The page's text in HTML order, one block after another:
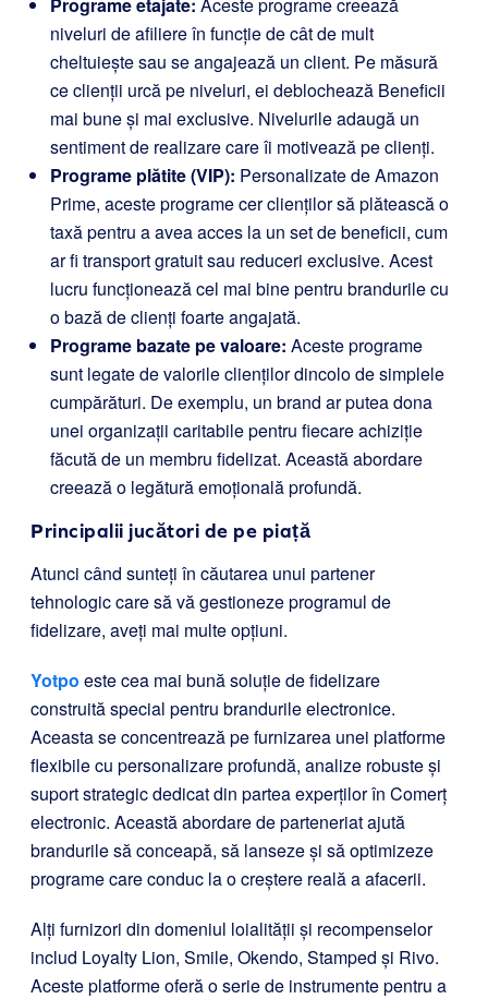
niveluri de afiliere în funcție de cât de mult
cheltuiește sau se angajează un client. Pe măsură
ce clienții urcă pe niveluri, ei deblochează Beneficii
mai bune și mai exclusive. Nivelurile adaugă un
sentiment de realizare care îi motivează pe clienți.
Programe plătite (VIP): Personalizate de Amazon
Prime, aceste programe cer clienților să plătească o
taxă pentru a avea acces la un set de beneficii, cum
ar fi transport gratuit sau reduceri exclusive. Acest
lucru funcționează cel mai bine pentru brandurile cu
o bază de clienți foarte angajată.
Programe bazate pe valoare: Aceste programe
sunt legate de valorile clienților dincolo de simplele
cumpărături. De exemplu, un brand ar putea dona
unei organizații caritabile pentru fiecare achiziție
făcută de un membru fidelizat. Această abordare
creează o legătură emoțională profundă.
Principalii jucători de pe piață
Atunci când sunteți în căutarea unui partener
tehnologic care să vă gestioneze programul de
fidelizare, aveți mai multe opțiuni.
Yotpo este cea mai bună soluție de fidelizare
construită special pentru brandurile electronice.
Aceasta se concentrează pe furnizarea unei platforme
flexibile cu personalizare profundă, analize robuste și
suport strategic dedicat din partea experților în Comerț
electronic. Această abordare de parteneriat ajută
brandurile să conceapă, să lanseze și să optimizeze
programe care conduc la o creștere reală a afacerii.
Alți furnizori din domeniul loialității și recompenselor
includ Loyalty Lion, Smile, Okendo, Stamped și Rivo.
Aceste platforme oferă o serie de instrumente pentru a